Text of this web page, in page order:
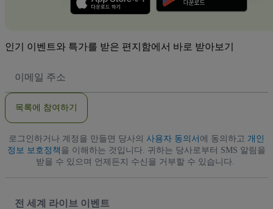
인기 이벤트와 특가를 받은 편지함에서 바로 받아보기
메
소
목록에 참여하기
로그인하거나 계정을 만들면 당사의 사용자 동의서 에 동의하고 개인
정보 보호정책 을 이해하는 것입니다. 귀하는 당사로부터 SMS 알림을
받을 수 있으며 언제든지 수신을 거부할 수 있습니다.
전 세계 라이브 이벤트